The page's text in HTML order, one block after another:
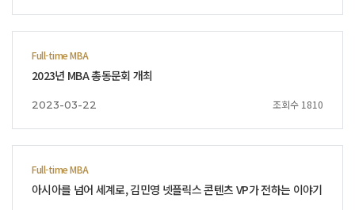
Full-time MBA
2023년 MBA 총동문회 개최
2023-03-22 조회수 1810
Full-time MBA
아시아를 넘어 세계로, 김민영 넷플릭스 콘텐츠 VP가 전하는 이야기